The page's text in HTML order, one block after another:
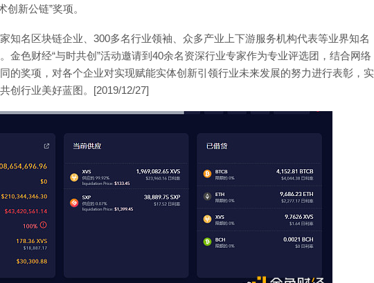
创新公链”奖项。
知名区块链企业、300多名行业领袖、众多产业上下游服务机构代表等业界知名
金色财经“与时共创”活动邀请到40余名资深行业专家作为专业评选团，结合网络
的奖项，对各个企业对实现赋能实体创新引领行业未来发展的努力进行表彰，实
创行业美好蓝图。[2019/12/27]